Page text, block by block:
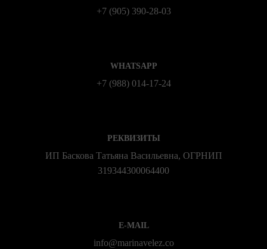
+7 (905) 390-28-03
WHATSAPP
+7 (988) 014‑17‑24
РЕКВИЗИТЫ
ИП Баскова Татьяна Васильевна, ОГРНИП
319344300064400
E-MAIL
info@marinavelez.co